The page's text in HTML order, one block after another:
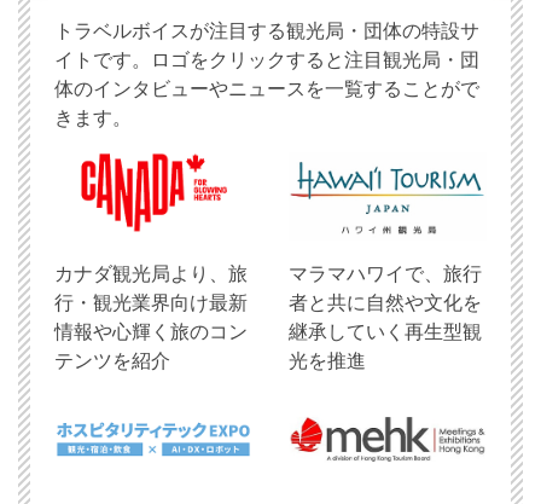
トラベルボイスが注目する観光局・団体の特設サ
イトです。ロゴをクリックすると注目観光局・団
体のインタビューやニュースを一覧することがで
きます。
​カナダ観光局より、旅
行・観光業界向け最新
情報や心輝く旅のコン
テンツを紹介
マラマハワイで、旅行
者と共に自然や文化を
継承していく再生型観
光を推進